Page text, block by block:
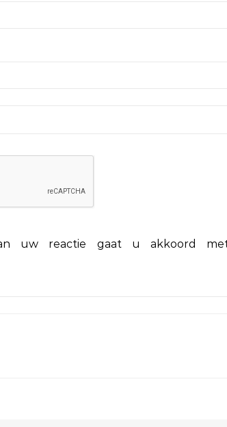
uw reactie gaat u akkoord